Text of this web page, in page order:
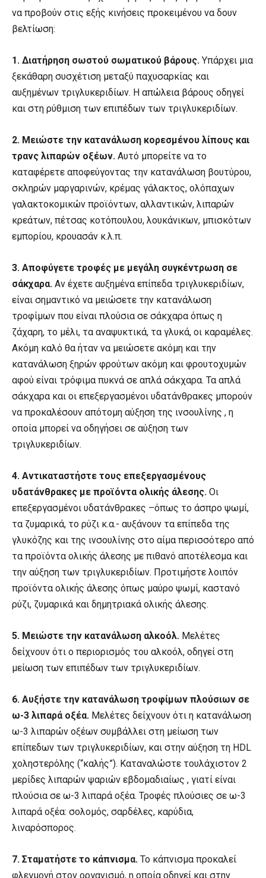
να προβούν στις εξής κινήσεις προκειμένου να δουν
βελτίωση:
1. Διατήρηση σωστού σωματικού βάρους. Υπάρχει μια
ξεκάθαρη συσχέτιση μεταξύ παχυσαρκίας και
αυξημένων τριγλυκεριδίων. Η απώλεια βάρους οδηγεί
και στη ρύθμιση των επιπέδων των τριγλυκεριδίων.
2. Μειώστε την κατανάλωση κορεσμένου λίπους και
τρανς λιπαρών οξέων. Αυτό μπορείτε να το
καταφέρετε αποφεύγοντας την κατανάλωση βουτύρου,
σκληρών μαργαρινών, κρέμας γάλακτος, ολόπαχων
γαλακτοκομικών προϊόντων, αλλαντικών, λιπαρών
κρεάτων, πέτσας κοτόπουλου, λουκάνικων, μπισκότων
εμπορίου, κρουασάν κ.λ.π.
3. Αποφύγετε τροφές με μεγάλη συγκέντρωση σε
σάκχαρα. Αν έχετε αυξημένα επίπεδα τριγλυκεριδίων,
είναι σημαντικό να μειώσετε την κατανάλωση
τροφίμων που είναι πλούσια σε σάκχαρα όπως η
ζάχαρη, το μέλι, τα αναψυκτικά, τα γλυκά, οι καραμέλες.
Ακόμη καλό θα ήταν να μειώσετε ακόμη και την
κατανάλωση ξηρών φρούτων ακόμη και φρουτοχυμών
αφού είναι τρόφιμα πυκνά σε απλά σάκχαρα. Τα απλά
σάκχαρα και οι επεξεργασμένοι υδατάνθρακες μπορούν
να προκαλέσουν απότομη αύξηση της ινσουλίνης , η
οποία μπορεί να οδηγήσει σε αύξηση των
τριγλυκεριδίων.
4. Αντικαταστήστε τους επεξεργασμένους
υδατάνθρακες με προϊόντα ολικής άλεσης. Οι
επεξεργασμένοι υδατάνθρακες –όπως το άσπρο ψωμί,
τα ζυμαρικά, το ρύζι κ.α.- αυξάνουν τα επίπεδα της
γλυκόζης και της ινσουλίνης στο αίμα περισσότερο από
τα προϊόντα ολικής άλεσης με πιθανό αποτέλεσμα και
την αύξηση των τριγλυκεριδίων. Προτιμήστε λοιπόν
προϊόντα ολικής άλεσης όπως μαύρο ψωμί, καστανό
ρύζι, ζυμαρικά και δημητριακά ολικής άλεσης.
5. Μειώστε την κατανάλωση αλκοόλ. Μελέτες
δείχνουν ότι ο περιορισμός του αλκοόλ, οδηγεί στη
μείωση των επιπέδων των τριγλυκεριδίων.
6. Αυξήστε την κατανάλωση τροφίμων πλούσιων σε
ω-3 λιπαρά οξέα. Μελέτες δείχνουν ότι η κατανάλωση
ω-3 λιπαρών οξέων συμβάλλει στη μείωση των
επίπεδων των τριγλυκεριδίων, και στην αύξηση τη HDL
χοληστερόλης (“καλής”). Καταναλώστε τουλάχιστον 2
μερίδες λιπαρών ψαριών εβδομαδιαίως , γιατί είναι
πλούσια σε ω-3 λιπαρά οξέα. Τροφές πλούσιες σε ω-3
λιπαρά οξέα: σολομός, σαρδέλες, καρύδια,
λιναρόσπορος.
7. Σταματήστε το κάπνισμα. Το κάπνισμα προκαλεί
φλεγμονή στον οργανισμό, η οποία οδηγεί και στην